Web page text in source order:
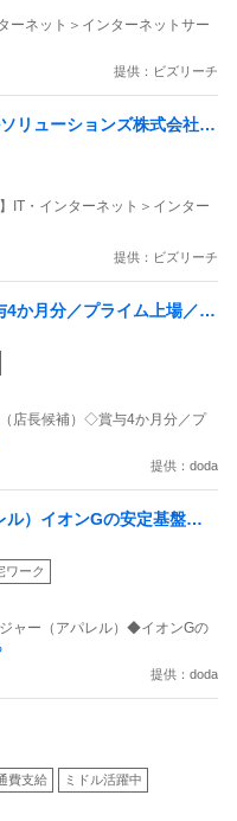
ーネット＞インターネットサー
提供：ビズリーチ
リューションズ株式会社
制支援課：ショップコン
IT・インターネット＞インター
提供：ビズリーチ
か月分／プライム上場／残
店長候補）◇賞与4か月分／プ
提供：doda
）イオンGの安定基盤／
ワーク
ャー（アパレル）◆イオンGの
提供：doda
費支給 ミドル活躍中